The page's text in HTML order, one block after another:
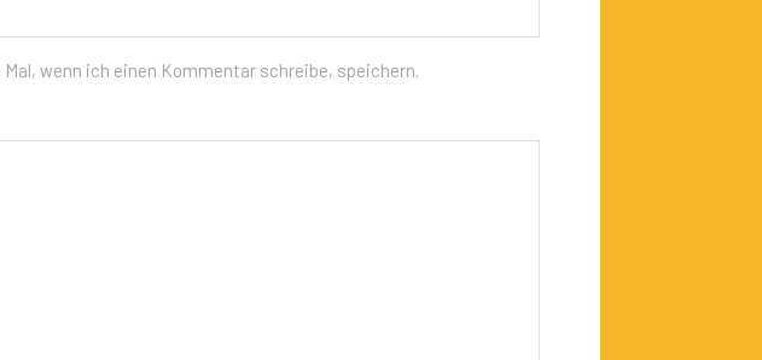
wenn ich einen Kommentar schreibe, speichern.